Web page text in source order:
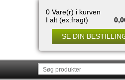
0 Vare(r) i kurven
I alt (ex.fragt)
SE DIN